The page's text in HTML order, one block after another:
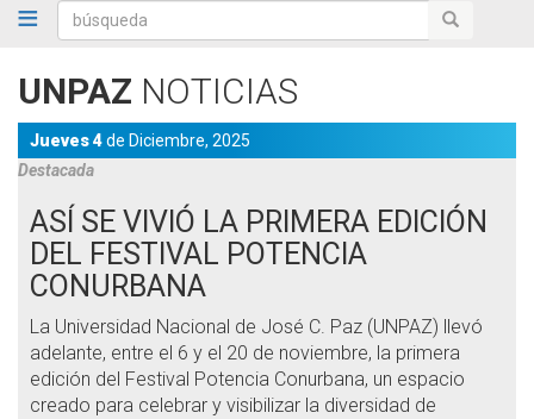
búsqueda búsqueda
UNPAZ NOTICIAS
Jueves 4de Diciembre, 2025
Destacada
ASÍ SE VIVIÓ LA PRIMERA EDICIÓN
DEL FESTIVAL POTENCIA
CONURBANA
La Universidad Nacional de José C. Paz (UNPAZ) llevó
adelante, entre el 6 y el 20 de noviembre, la primera
edición del Festival Potencia Conurbana, un espacio
creado para celebrar y visibilizar la diversidad de